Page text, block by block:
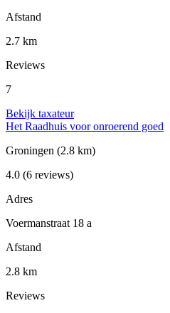
Afstand
2.7 km
Reviews
7
Bekijk taxateur
Het Raadhuis voor onroerend goed
Groningen (2.8 km)
4.0 (6 reviews)
Adres
Voermanstraat 18 a
Afstand
2.8 km
Reviews